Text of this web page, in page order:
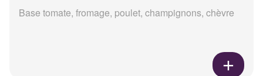
Base tomate, fromage, poulet, champignons, chèvre